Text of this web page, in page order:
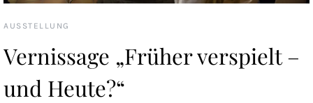
AUSSTELLUNG
Vernissage „Früher verspielt –
und Heute?“